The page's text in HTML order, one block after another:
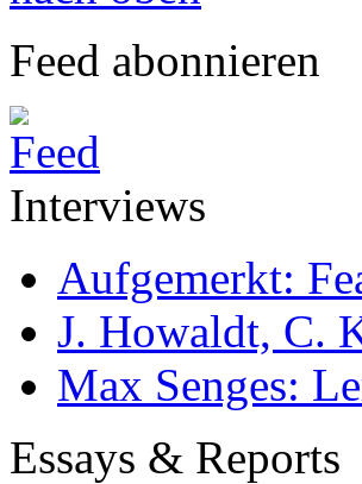
Feed abonnieren
Interviews
Aufgemerkt:
J. Howaldt, C.
Max Senges:
Essays & Reports